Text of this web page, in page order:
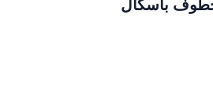
باسكال